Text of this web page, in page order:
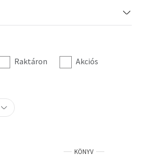
Raktáron Akciós
KÖNYV